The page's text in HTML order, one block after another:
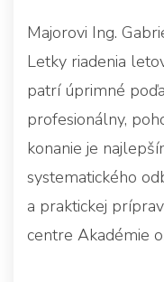
Majorovi Ing.
Letky riadenia
patrí úprimné
profesionálny,
konanie je
systematického
a praktickej
centre Akadémie